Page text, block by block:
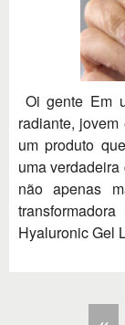
Oi gente Em
radiante,
um produto
uma
não apenas
Hyaluronic Gel